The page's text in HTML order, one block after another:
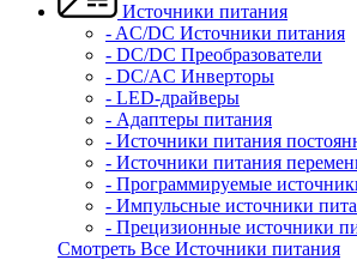
Источники питания
- AC/DC Источники питания
- DC/DC Преобразователи
- DC/AC Инверторы
- LED-драйверы
- Адаптеры питания
- Источники питания
- Источники питания
- Программируемые
- Импульсные источники
- Прецизионные источники
Смотреть Все Источники питания